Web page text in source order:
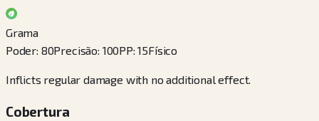
Grama
Poder: 80Precisão: 100PP:15Físico
Inflicts regular damage with no additional effect.
Cobertura